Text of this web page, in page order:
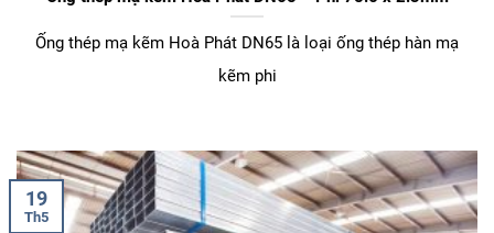
Ống thép mạ kẽm Hoà Phát DN65 là loại ống thép hàn mạ
kẽm phi
19
Th5